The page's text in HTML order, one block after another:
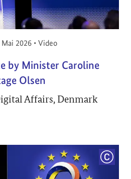
am:
Mai 2026 • Video
by Minister Caroline
Olsen
Affairs, Denmark